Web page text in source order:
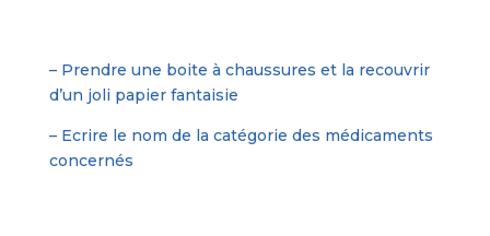
– Prendre une boite à chaussures et la recouvrir
d’un joli papier fantaisie
– Ecrire le nom de la catégorie des médicaments
concernés